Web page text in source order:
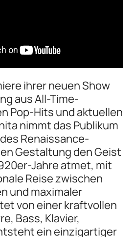
ihrer neuen Show
aus All-Time-
Pop-Hits und aktuellen
nimmt das Publikum
Renaissance-
Gestaltung den Geist
Jahre atmet, mit
Reise zwischen
und maximaler
von einer kraftvollen
Bass, Klavier,
ein einzigartiger